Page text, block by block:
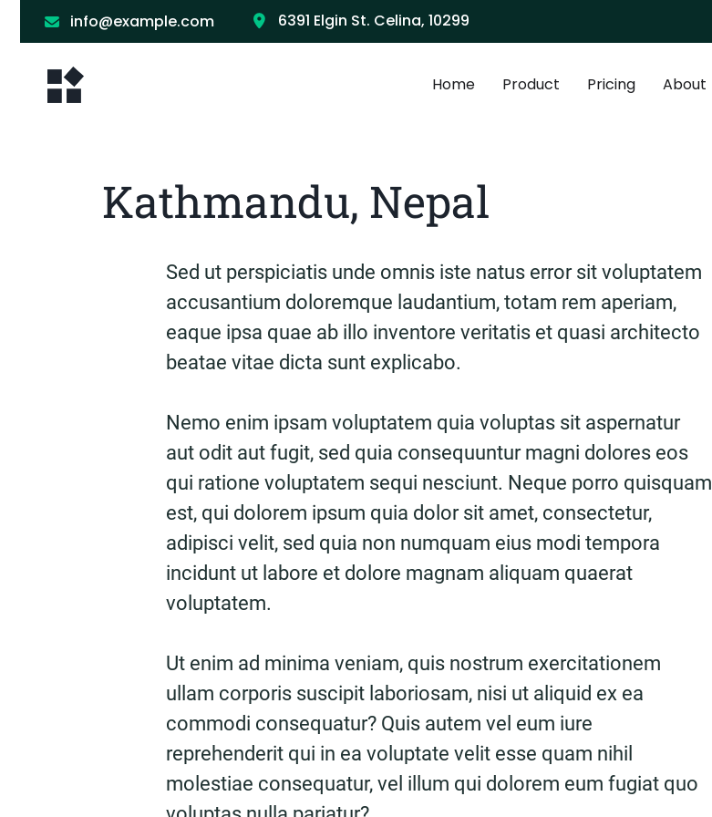
info@example.com 6391 Elgin St. Celina, 10299
Home Product Pricing About
Kathmandu, Nepal
Sed ut perspiciatis unde omnis iste natus error sit voluptatem
accusantium doloremque laudantium, totam rem aperiam,
eaque ipsa quae ab illo inventore veritatis et quasi architecto
beatae vitae dicta sunt explicabo.
Nemo enim ipsam voluptatem quia voluptas sit aspernatur
aut odit aut fugit, sed quia consequuntur magni dolores eos
qui ratione voluptatem sequi nesciunt. Neque porro quisquam
est, qui dolorem ipsum quia dolor sit amet, consectetur,
adipisci velit, sed quia non numquam eius modi tempora
incidunt ut labore et dolore magnam aliquam quaerat
voluptatem.
Ut enim ad minima veniam, quis nostrum exercitationem
ullam corporis suscipit laboriosam, nisi ut aliquid ex ea
commodi consequatur? Quis autem vel eum iure
reprehenderit qui in ea voluptate velit esse quam nihil
molestiae consequatur, vel illum qui dolorem eum fugiat quo